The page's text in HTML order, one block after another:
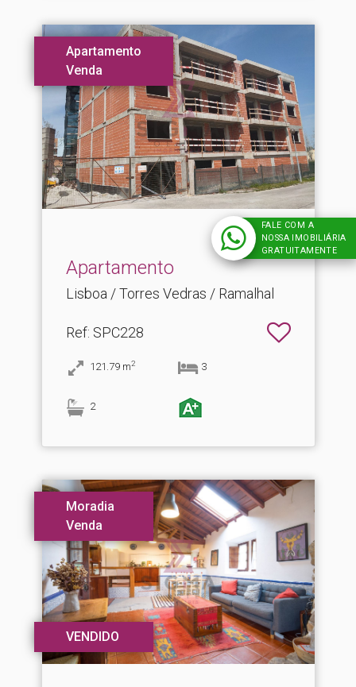
Apartamento
Venda
365.000€
Apartamento
Lisboa / Torres Vedras / Ramalhal
Ref: SPC228
121.79 m2 3
2
Moradia
Venda
VENDIDO
FALE COM A
NOSSA IMOBILIÁRIA
GRATUITAMENTE